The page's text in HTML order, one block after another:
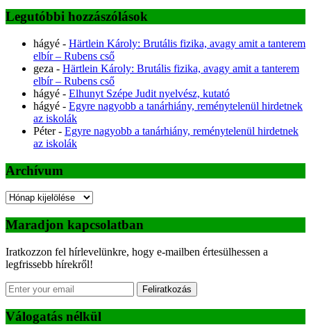
Legutóbbi hozzászólások
hágyé - Härtlein Károly: Brutális fizika, avagy amit a tanterem
elbír – Rubens cső
geza - Härtlein Károly: Brutális fizika, avagy amit a tanterem
elbír – Rubens cső
hágyé - Elhunyt Szépe Judit nyelvész, kutató
hágyé - Egyre nagyobb a tanárhiány, reménytelenül hirdetnek
az iskolák
Péter- Egyre nagyobb a tanárhiány, reménytelenül hirdetnek
az iskolák
Archívum
Archívum
Maradjon kapcsolatban
Iratkozzon fel hírlevelünkre, hogy e-mailben értesülhessen a
legfrissebb hírekről!
Feliratkozás
Válogatás nélkül